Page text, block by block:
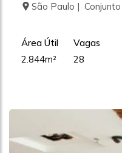
São Paulo |
Área Útil
2.844m²
Vagas
28